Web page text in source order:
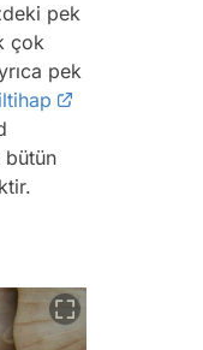
pek
çok
pek
iltihap
bütün